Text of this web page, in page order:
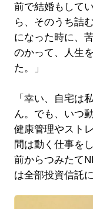
前で結婚もして
ら、そのうち詰
になった時に、
のかって、人生
た。」
「幸い、自宅は
ん。でも、いつ
健康管理やスト
間は動く仕事を
前からつみたて
は全部投資信託